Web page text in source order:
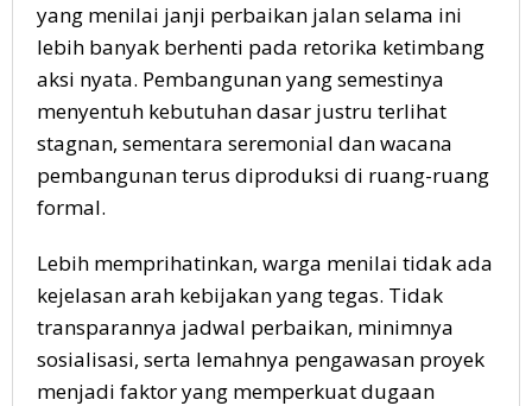
yang menilai janji perbaikan jalan selama ini
lebih banyak berhenti pada retorika ketimbang
aksi nyata. Pembangunan yang semestinya
menyentuh kebutuhan dasar justru terlihat
stagnan, sementara seremonial dan wacana
pembangunan terus diproduksi di ruang-ruang
formal.
Lebih memprihatinkan, warga menilai tidak ada
kejelasan arah kebijakan yang tegas. Tidak
transparannya jadwal perbaikan, minimnya
sosialisasi, serta lemahnya pengawasan proyek
menjadi faktor yang memperkuat dugaan